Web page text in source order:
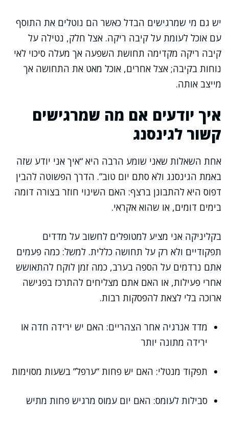
יש גם מי שמרגישים הבדל כאשר הם נוטלים את התוסף
עם אוכל לעומת על קיבה ריקה. אצל חלק, נטילה על
קיבה ריקה מקדימה תחושת השפעה אך מעלה סיכוי לאי
נוחות בקיבה; אצל אחרים, אוכל מאט את התחושה אך
מייצב אותה.
איך יודעים אם מה שמרגישים
קשור לגינסנג
אחת השאלות שאני שומע הרבה היא “איך אני יודע שזה
באמת הגינסנג ולא סתם יום טוב”. הדרך הפשוטה להבין
דפוס היא להתבונן ברצף: האם השינוי חוזר בצורה דומה
בימים דומים, או שהוא אקראי.
בקליניקה אני מציע למטופלים לחשוב על מדדים
תפקודיים ולא רק על תחושה כללית. למשל: כמה פעמים
אתם נרדמים על הספה בערב, כמה זמן לוקח להתאושש
אחרי פעילות, או האם אתם מצליחים להתרכז בפגישה
ארוכה בלי לצאת להפסקות רבות.
מדד אנרגיה אחר הצהריים: האם יש ירידה חדה או
ירידה מתונה יותר
תפקוד מנטלי: האם יש פחות “ערפל” בשעות מסוימות
סבילות לעומס: האם יום עמוס מרגיש פחות מתיש